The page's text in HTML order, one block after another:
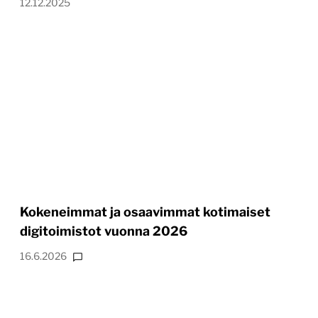
Kokeneimmat ja osaavimmat kotimaiset
digitoimistot vuonna 2026
16.6.2026